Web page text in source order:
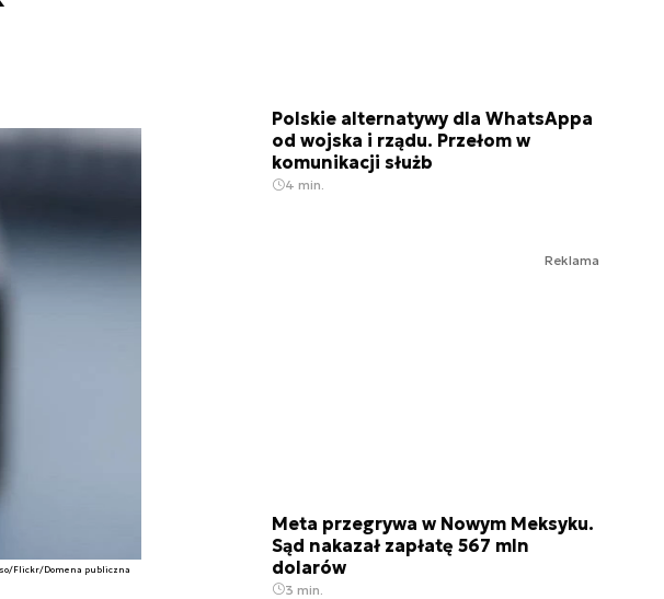
Flickr/Domena publiczna
Polskie alternatywy dla WhatsAppa
od wojska i rządu. Przełom w
komunikacji służb
4 min.
Reklama
Meta przegrywa w Nowym Meksyku.
Sąd nakazał zapłatę 567 mln
dolarów
3 min.